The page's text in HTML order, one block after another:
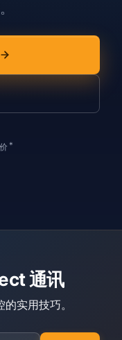
*
通讯
实用技巧。